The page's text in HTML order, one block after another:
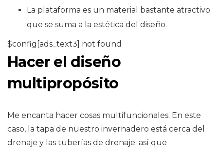
La plataforma es un material bastante atractivo
que se suma a la estética del diseño.
$config[ads_text3] not found
Hacer el diseño
multipropósito
Me encanta hacer cosas multifuncionales. En este
caso, la tapa de nuestro invernadero está cerca del
drenaje y las tuberías de drenaje; así que